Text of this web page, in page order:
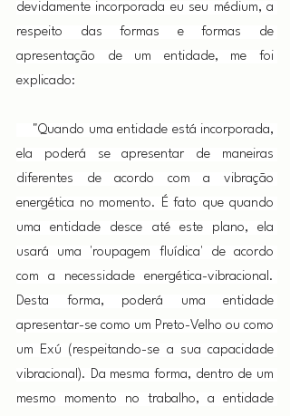
devidamente incorporada eu seu médium, a
respeito das formas e formas de
apresentação de um entidade, me foi
explicado:
"Quando uma entidade está incorporada,
ela poderá se apresentar de maneiras
diferentes de acordo com a vibração
energética no momento. É fato que quando
uma entidade desce até este plano, ela
usará uma 'roupagem fluídica' de acordo
com a necessidade energética-vibracional.
Desta forma, poderá uma entidade
apresentar-se como um Preto-Velho ou como
um Exú (respeitando-se a sua capacidade
vibracional). Da mesma forma, dentro de um
mesmo momento no trabalho, a entidade